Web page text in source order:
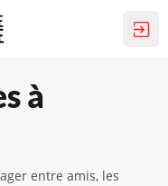
à
entre amis, les